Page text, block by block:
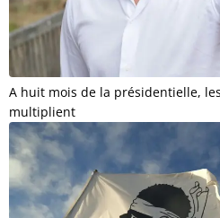
A huit mois de la présidentielle,
multiplient